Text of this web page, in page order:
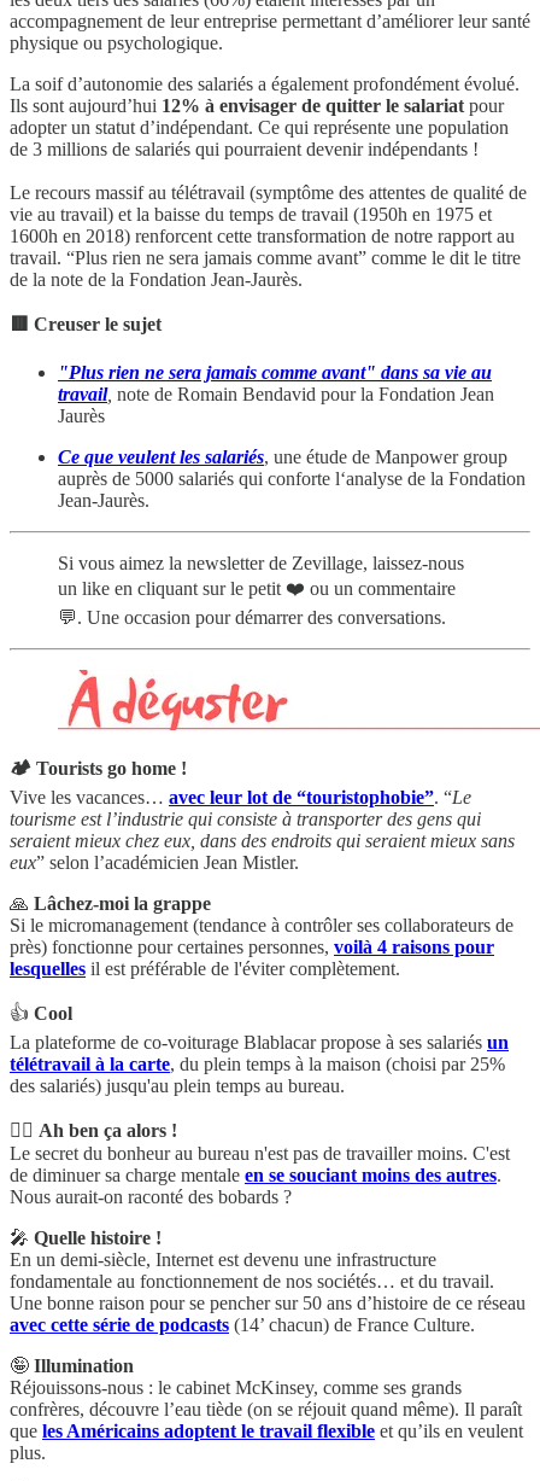
accompagnement de leur entreprise permettant d’améliorer leur santé
physique ou psychologique.
La soif d’autonomie des salariés a également profondément évolué.
Ils sont aujourd’hui 12% à envisager de quitter le salariat pour
adopter un statut d’indépendant. Ce qui représente une population
de 3 millions de salariés qui pourraient devenir indépendants !
Le recours massif au télétravail (symptôme des attentes de qualité de
vie au travail) et la baisse du temps de travail (1950h en 1975 et
1600h en 2018) renforcent cette transformation de notre rapport au
travail. “Plus rien ne sera jamais comme avant” comme le dit le titre
de la note de la Fondation Jean-Jaurès.
🟥 Creuser le sujet
"Plus rien ne sera jamais comme avant" dans sa vie au
travail, note de Romain Bendavid pour la Fondation Jean
Jaurès
Ce que veulent les salariés, une étude de Manpower group
auprès de 5000 salariés qui conforte l‘analyse de la Fondation
Jean-Jaurès.
Si vous aimez la newsletter de Zevillage, laissez-nous
un like en cliquant sur le petit ❤️ ou un commentaire
💬. Une occasion pour démarrer des conversations.
🏕 Tourists go home !
Vive les vacances… avec leur lot de “touristophobie”. “Le
tourisme est l’industrie qui consiste à transporter des gens qui
seraient mieux chez eux, dans des endroits qui seraient mieux sans
eux” selon l’académicien Jean Mistler.
🙏 Lâchez-moi la grappe
Si le micromanagement (tendance à contrôler ses collaborateurs de
près) fonctionne pour certaines personnes, voilà 4 raisons pour
lesquelles il est préférable de l'éviter complètement.
👍 Cool
La plateforme de co-voiturage Blablacar propose à ses salariés un
télétravail à la carte, du plein temps à la maison (choisi par 25%
des salariés) jusqu'au plein temps au bureau.
😵‍💫 Ah ben ça alors !
Le secret du bonheur au bureau n'est pas de travailler moins. C'est
de diminuer sa charge mentale en se souciant moins des autres.
Nous aurait-on raconté des bobards ?
🎤 Quelle histoire !
En un demi-siècle, Internet est devenu une infrastructure
fondamentale au fonctionnement de nos sociétés… et du travail.
Une bonne raison pour se pencher sur 50 ans d’histoire de ce réseau
avec cette série de podcasts (14’ chacun) de France Culture.
🤪 Illumination
Réjouissons-nous : le cabinet McKinsey, comme ses grands
confrères, découvre l’eau tiède (on se réjouit quand même). Il paraît
que les Américains adoptent le travail flexible et qu’ils en veulent
plus.